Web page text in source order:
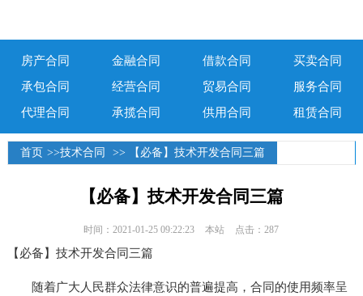
房产合同 金融合同 借款合同
买卖合同
承包合同
经营合同 贸易合同
服务合同
代理合同
承揽合同 供用合同 租赁合同
首页 >>技术合同 >> 【必备】技术开发合同三篇
【必备】技术开发合同三篇
时间：2021-01-25 09:22:23 本站 点击：287
【必备】技术开发合同三篇
随着广大人民群众法律意识的普遍提高，合同的使用频率呈